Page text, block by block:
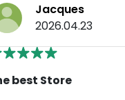
Jacques
2026.04.23
best Store